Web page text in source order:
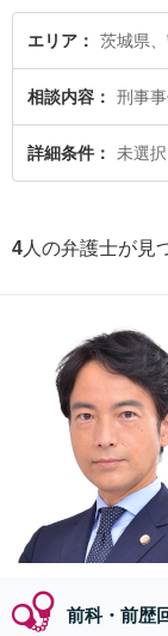
絞り込み検索もでき便
大久保 潤弁護士や市
に弁護士に相談したい
弁護士を検索したい』
市内の弁護士に相談予
エリア 茨城県
相談内容 刑事
詳細条件 未選択
4 人の弁護士が見
前科・前歴